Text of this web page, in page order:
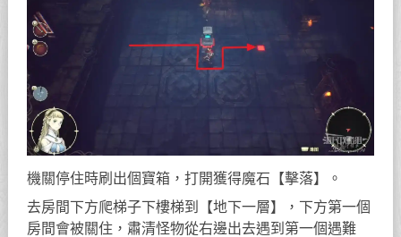
機關停住時刷出個寶箱，打開獲得魔石【擊落】。
去房間下方爬梯子下樓梯到【地下一層】，下方第一個
房間會被關住，肅清怪物從右邊出去遇到第一個遇難